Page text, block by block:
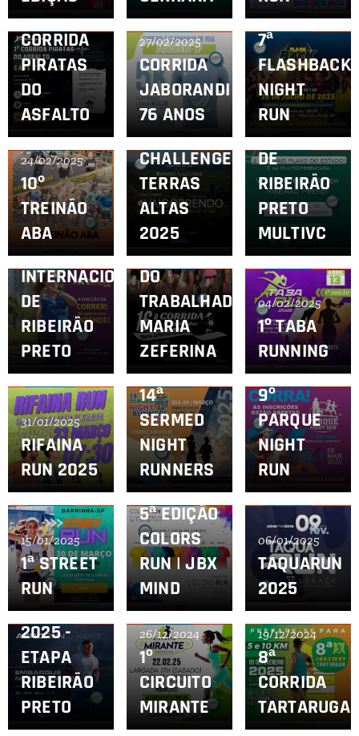
1ª
CORRIDA
PIRATAS
DO
ASFALTO
27/02/2025
CORRIDA
JABORANDI
76 ANOS
25/02/2025
7ª
FLASHBACK
NIGHT
RUN
24/02/2025
10º
TREINÃO
ABA
21/02/2025
RUNNING
CHALLENGE
TERRAS
ALTAS
2025
19/02/2025
21K
OFICIAL
DE
RIBEIRÃO
PRETO
MULTIVC
14/02/2025
13ª MEIA
MARATONA
INTERNACIONAL
DE
RIBEIRÃO
PRETO
12/02/2025
16ª
CORRIDA
DO
TRABALHADOR
MARIA
ZEFERINA
04/02/2025
1º TABA
RUNNING
31/01/2025
RIFAINA
RUN 2025
29/01/2025
14ª
SERMED
NIGHT
RUNNERS
17/01/2025
9º
PARQUE
NIGHT
RUN
15/01/2025
1ª STREET
RUN
10/01/2025
5ª EDIÇÃO
COLORS
RUN | JBX
MIND
06/01/2025
TAQUARUN
2025
02/01/2025
AERO RUN
2025 -
ETAPA
RIBEIRÃO
PRETO
26/12/2024
1º
CIRCUITO
MIRANTE
19/12/2024
8ª
CORRIDA
TARTARUGA
13/12/2024 09/12/2024 27/11/2024